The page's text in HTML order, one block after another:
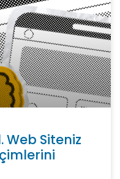
Web Siteniz